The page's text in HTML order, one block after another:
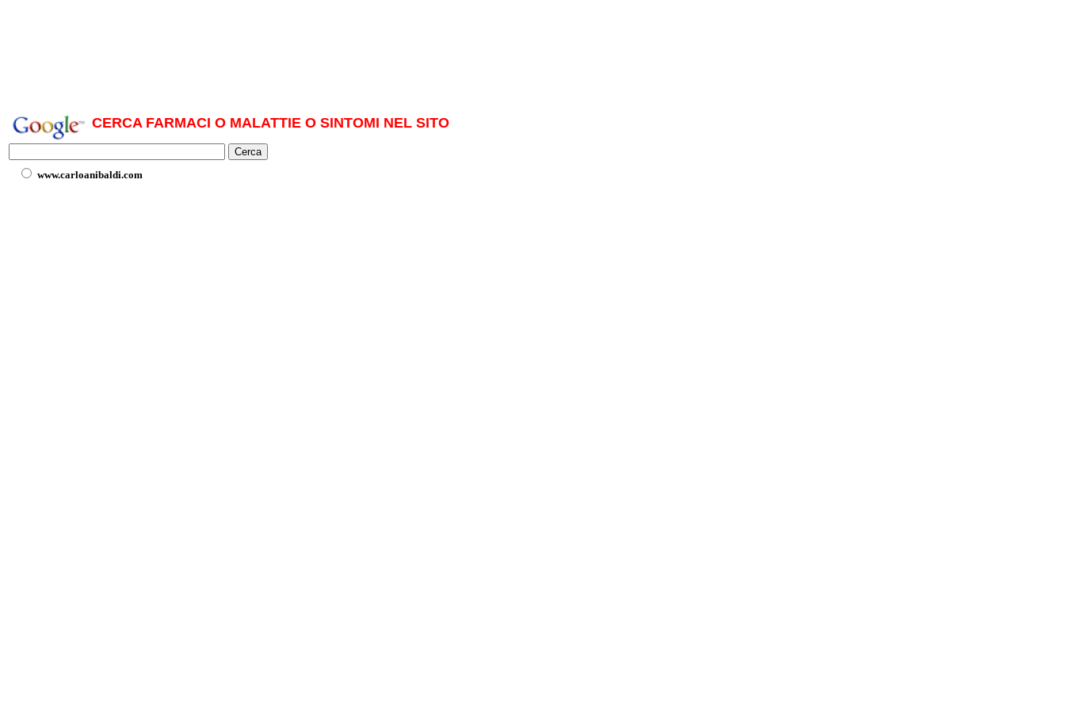
CERCA FARMACI O MALATTIE O SINTOMI NEL SITO
www.carloanibaldi.com